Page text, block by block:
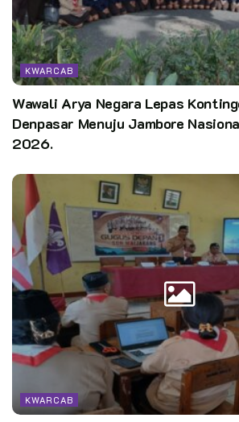
KWARCAB
Wawali Arya Negara Lepas
Denpasar Menuju Jambore
2026.
KWARCAB